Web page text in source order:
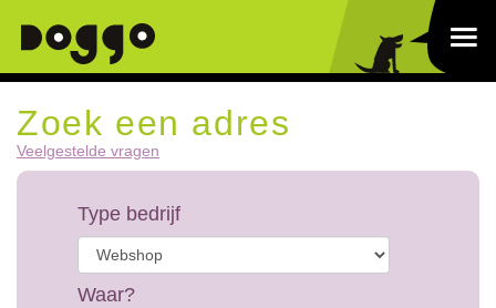
Zoek een adres
Veelgestelde vragen
Type bedrijf
Waar?